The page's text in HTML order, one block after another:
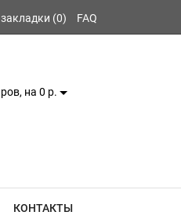
(0) FAQ
на 0 р.
КОНТАКТЫ